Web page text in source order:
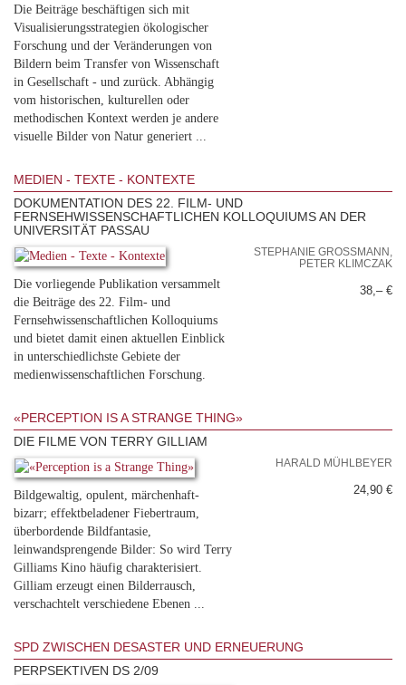
Die Beiträge beschäftigen sich mit
Visualisierungsstrategien ökologischer
Forschung und der Veränderungen von
Bildern beim Transfer von Wissenschaft
in Gesellschaft - und zurück. Abhängig
vom historischen, kulturellen oder
methodischen Kontext werden je andere
visuelle Bilder von Natur generiert ...
MEDIEN - TEXTE - KONTEXTE
DOKUMENTATION DES 22. FILM- UND
FERNSEHWISSENSCHAFTLICHEN KOLLOQUIUMS AN DER
UNIVERSITÄT PASSAU
Die vorliegende Publikation versammelt
die Beiträge des 22. Film- und
Fernsehwissenschaftlichen Kolloquiums
und bietet damit einen aktuellen Einblick
in unterschiedlichste Gebiete der
medienwissenschaftlichen Forschung.
STEPHANIE GROSSMANN, P
ETER KLIMCZAK
38,– €
«PERCEPTION IS A STRANGE THING»
DIE FILME VON TERRY GILLIAM
Bildgewaltig, opulent, märchenhaft-
bizarr; effektbeladener Fiebertraum,
überbordende Bildfantasie,
leinwandsprengende Bilder: So wird Terry
Gilliams Kino häufig charakterisiert.
Gilliam erzeugt einen Bilderrausch,
verschachtelt verschiedene Ebenen ...
HARALD MÜHLBEYER
24,90 €
SPD ZWISCHEN DESASTER UND ERNEUERUNG
PERPSEKTIVEN DS 2/09